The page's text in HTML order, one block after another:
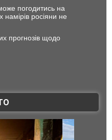
погодитись на
росіяни не
прогнозів щодо